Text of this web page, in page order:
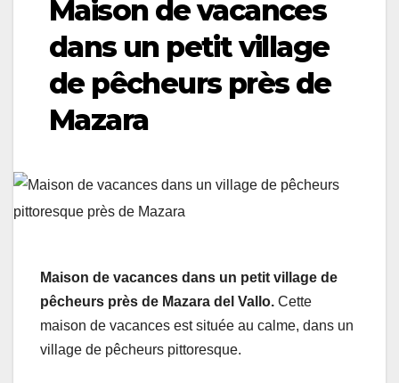
Maison de vacances
dans un petit village
de pêcheurs près de
Mazara
Maison de vacances dans un petit village de
pêcheurs près de Mazara del Vallo. Cette
maison de vacances est située au calme, dans un
village de pêcheurs pittoresque.